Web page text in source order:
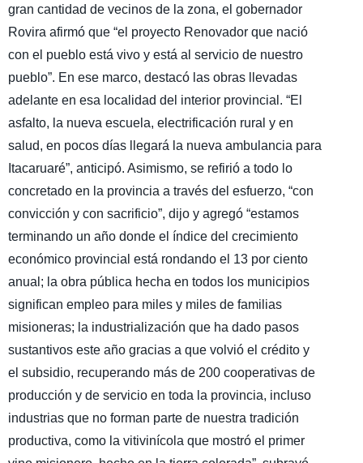
gran cantidad de vecinos de la zona, el gobernador
Rovira afirmó que “el proyecto Renovador que nació
con el pueblo está vivo y está al servicio de nuestro
pueblo”. En ese marco, destacó las obras llevadas
adelante en esa localidad del interior provincial. “El
asfalto, la nueva escuela, electrificación rural y en
salud, en pocos días llegará la nueva ambulancia para
Itacaruaré”, anticipó. Asimismo, se refirió a todo lo
concretado en la provincia a través del esfuerzo, “con
convicción y con sacrificio”, dijo y agregó “estamos
terminando un año donde el índice del crecimiento
económico provincial está rondando el 13 por ciento
anual; la obra pública hecha en todos los municipios
significan empleo para miles y miles de familias
misioneras; la industrialización que ha dado pasos
sustantivos este año gracias a que volvió el crédito y
el subsidio, recuperando más de 200 cooperativas de
producción y de servicio en toda la provincia, incluso
industrias que no forman parte de nuestra tradición
productiva, como la vitivinícola que mostró el primer